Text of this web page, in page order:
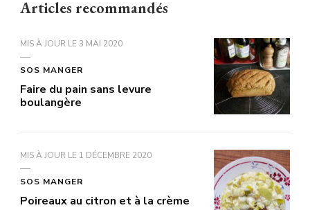
Articles recommandés
MIS À JOUR LE 3 MAI 2020
SOS MANGER
Faire du pain sans levure
boulangère
MIS À JOUR LE 1 DÉCEMBRE 2020
SOS MANGER
Poireaux au citron et à la crème